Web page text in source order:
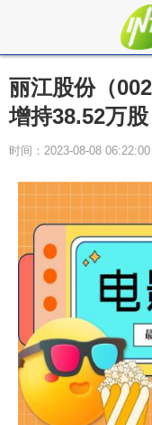
丽江股份（
增持38.52万股
时间：2023-08-08